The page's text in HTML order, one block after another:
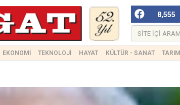
8,555
EKONOMİ TEKNOLOJİ HAYAT KÜLTÜR - SANAT TARIM